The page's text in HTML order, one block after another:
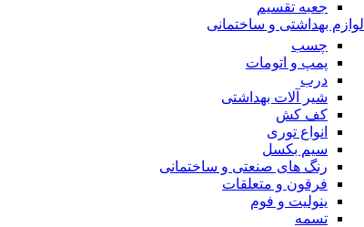
جعبه تقسیم
لوازم بهداشتی و ساختمانی
چسب
پمپ و اتومات
درب
شیر آلات بهداشتی
کف کش
انواع توری
سیم بکسل
رنگ های صنعتی و ساختمانی
فرقون و متعلقات
ینولیت و فوم
تسمه